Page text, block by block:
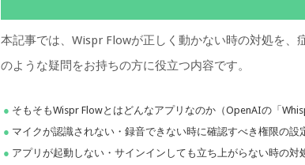
本記事では、Wispr Flowが正しく動かない時の対処を、
のような疑問をお持ちの方に役立つ内容です。
そもそもWispr Flowとはどんなアプリなのか（OpenAIの「
マイクが認識されない・録音できない時に確認すべき権限の設
アプリが起動しない・サインインしても立ち上がらない時の対